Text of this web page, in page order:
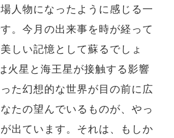
人物になったように感じる一
。今月の出来事を時が経って
しい記憶として蘇るでしょ
火星と海王星が接触する影響
た幻想的な世界が目の前に広
たの望んでいるものが、やっ
出ています。それは、もしか